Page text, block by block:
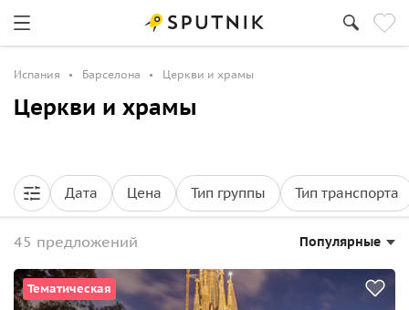
Испания Барселона Церкви и храмы
Церкви и храмы
Дата Цена Тип группы Тип транспорта
45 предложений Популярные
Тематическая